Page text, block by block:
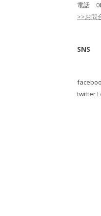
電話
>>お問
SNS
twitter